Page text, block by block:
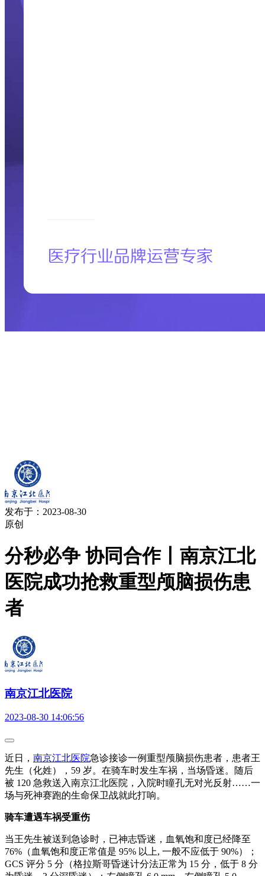
发布于：2023-08-30
原创
分秒必争 协同合作丨南京江北
医院成功抢救重型颅脑损伤患
者
南京江北医院
2023-08-30 14:06:56
近日， 南京江北医院急诊接诊一例重型颅脑损伤患者，患者王
先生（化姓），59 岁。在骑车时发生车祸，当场昏迷。随后
被 120 急救送入南京江北医院，入院时瞳孔无对光反射……一
场与死神赛跑的生命保卫战就此打响。
骑车遭遇车祸受重伤
当王先生被送到急诊时，已神志昏迷，血氧饱和度已经降至
76%（血氧饱和度正常值是 95% 以上, 一般不应低于 90%）；
GCS 评分 5 分（格拉斯哥昏迷计分法正常为 15 分，低于 8 分